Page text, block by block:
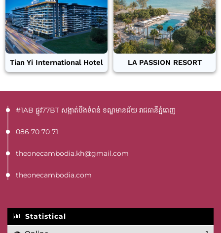
Tian Yi International Hotel LA PASSION RESORT
#1AB ផ្លូវ77BT​ សង្កាត់បឹងទំពន់ ខណ្ឌមានជ័យ រាជធានីភ្នំពេញ
086 70 70 71
theonecambodia.kh@gmail.com
theonecambodia.com
Statistical